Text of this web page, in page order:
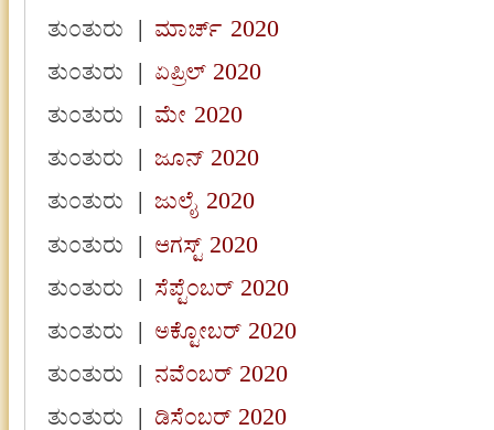
ತುಂತುರು
|ಮಾರ್ಚ್ 2020
ತುಂತುರು
|ಏಪ್ರಿಲ್ 2020
ತುಂತುರು
|ಮೇ 2020
ತುಂತುರು
|ಜೂನ್ 2020
ತುಂತುರು
|ಜುಲೈ 2020
ತುಂತುರು
|ಆಗಸ್ಟ್ 2020
ತುಂತುರು
|ಸೆಪ್ಟೆಂಬರ್ 2020
ತುಂತುರು
|ಅಕ್ಟೋಬರ್ 2020
ತುಂತುರು
|ನವೆಂಬರ್ 2020
ತುಂತುರು
|ಡಿಸೆಂಬರ್ 2020